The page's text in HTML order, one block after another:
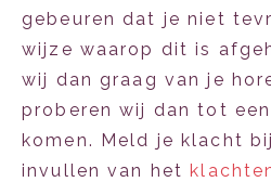
gebeuren dat je niet
wijze waarop dit is
wij dan graag van je
proberen wij dan tot
komen. Meld je klacht
invullen van het